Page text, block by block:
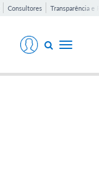
Consultores Transparência e
Toggle